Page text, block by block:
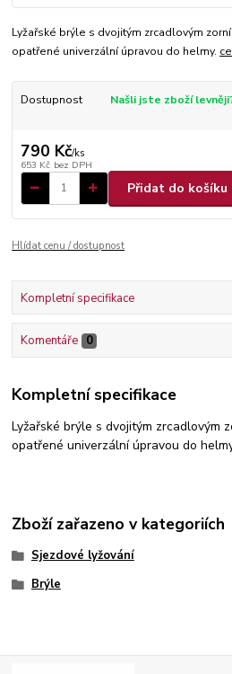
Lyžařské brýle s dvojitým zrcadlovým
opatřené univerzální úpravou do helmy.
Dostupnost Našli jste zboží
790 Kč/ks
653 Kč bez DPH
Přidat do košíku
Hlídat cenu / dostupnost
Kompletní specifikace
Komentáře 0
Kompletní specifikace
Lyžařské brýle s dvojitým zrcadlovým
opatřené univerzální úpravou do
Zboží zařazeno v kategoriích
Sjezdové lyžování
Brýle